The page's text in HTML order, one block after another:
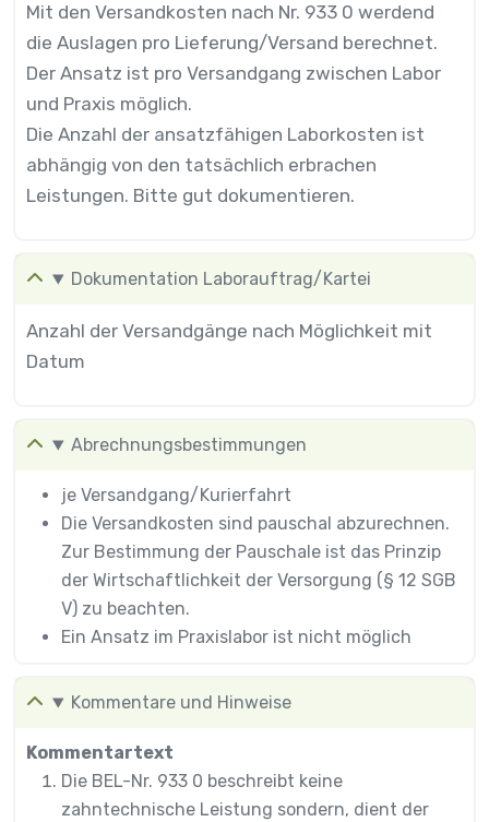
Mit den Versandkosten nach Nr. 933 0 werdend
die Auslagen pro Lieferung/Versand berechnet.
Der Ansatz ist pro Versandgang zwischen Labor
und Praxis möglich.
Die Anzahl der ansatzfähigen Laborkosten ist
abhängig von den tatsächlich erbrachen
Leistungen. Bitte gut dokumentieren.
Dokumentation Laborauftrag/Kartei
Anzahl der Versandgänge nach Möglichkeit mit
Datum
Abrechnungsbestimmungen
je Versandgang/Kurierfahrt
Die Versandkosten sind pauschal abzurechnen.
Zur Bestimmung der Pauschale ist das Prinzip
der Wirtschaftlichkeit der Versorgung (§ 12 SGB
V) zu beachten.
Ein Ansatz im Praxislabor ist nicht möglich
Kommentare und Hinweise
Kommentartext
Die BEL-Nr. 933 0 beschreibt keine
zahntechnische Leistung sondern, dient der